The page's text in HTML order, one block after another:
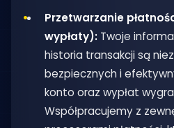
Przetwarzanie
wypłaty): Twoje
historia transakcji są
bezpiecznych i
konto oraz wypłat
Współpracujemy z